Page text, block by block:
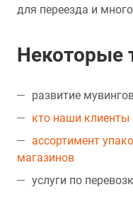
для переезда и
Некоторые
развитие
кто наши клиенты
ассортимент
магазинов
услуги по